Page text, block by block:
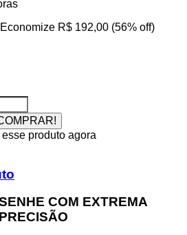
Economize R$ 192,00 (56% off)
produto agora
COM EXTREMA
PRECISÃO